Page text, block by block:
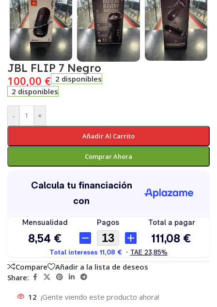
JBL FLIP 7 Negro
100,00 € 2 disponibles
2 disponibles
- +
Añadir Al Carrito
Comprar Ahora
Compare
Añadir a la lista de deseos
Share:
12 ¡Gente viendo este producto ahora!